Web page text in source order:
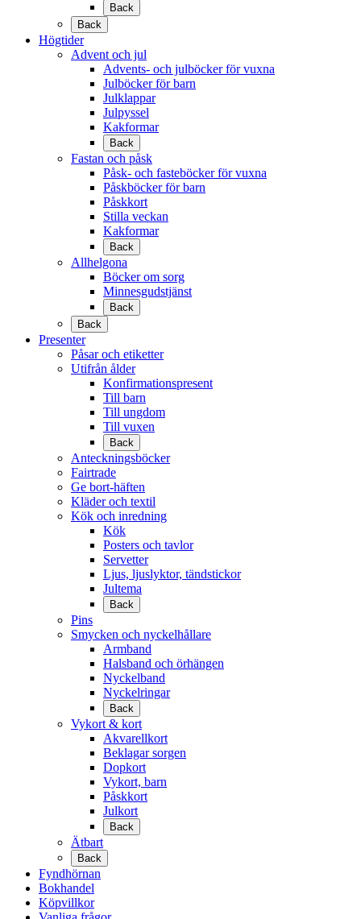
Back
Back
Högtider
Advent och jul
Advents- och julböcker för vuxna
Julböcker för barn
Julklappar
Julpyssel
Kakformar
Back
Fastan och påsk
Påsk- och fasteböcker för vuxna
Påskböcker för barn
Påskkort
Stilla veckan
Kakformar
Back
Allhelgona
Böcker om sorg
Minnesgudstjänst
Back
Back
Presenter
Påsar och etiketter
Utifrån ålder
Konfirmationspresent
Till barn
Till ungdom
Till vuxen
Back
Anteckningsböcker
Fairtrade
Ge bort-häften
Kläder och textil
Kök och inredning
Kök
Posters och tavlor
Servetter
Ljus, ljuslyktor, tändstickor
Jultema
Back
Pins
Smycken och nyckelhållare
Armband
Halsband och örhängen
Nyckelband
Nyckelringar
Back
Vykort & kort
Akvarellkort
Beklagar sorgen
Dopkort
Vykort, barn
Påskkort
Julkort
Back
Ätbart
Back
Fyndhörnan
Bokhandel
Köpvillkor